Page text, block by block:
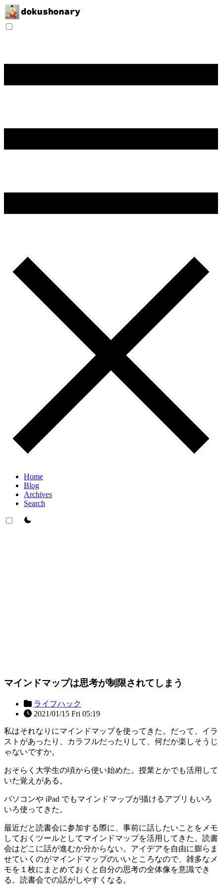
Home
Blog
Archives
Search
theme switcher
マインドマップは思考が制限されてしまう
ライフハック
2021/01/15 Fri 05:19
私はそれなりにマインドマップを使ってきた。だって、イラ
ストがあったり、カラフルだったりして、何だか楽しそうじ
ゃないですか。
おそらく大学生の頃から使い始めた。授業とかでも活用して
いた覚えがある。
パソコンや iPad でもマインドマップが描けるアプリもいろ
いろ使ってきた。
最近だと読書会に参加する際に、事前に話したいことをメモ
しておくツールとしてマインドマップを活用してきた。読書
会はどこに話が進むか分からない。アイデアを自由に膨らま
せていくのがマインドマップのいいところなので、雑多なメ
モを１枚にまとめておくと自分の思考の全体像を意識でき
る。読書会での話がしやすくなる。